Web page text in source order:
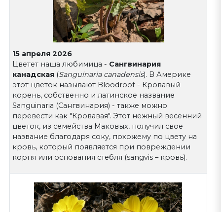
15 апреля 2026
Цветет наша любимица - Сангвинария
канадская (Sanguinaria canadensis). В Америке
этот цветок называют Bloodroot - Кровавый
корень, собственно и латинское название
Sanguinaria (Сангвинария) - также можно
перевести как "Кровавая". Этот нежный весенний
цветок, из семейства Маковых, получил свое
название благодаря соку, похожему по цвету на
кровь, который появляется при повреждении
корня или основания стебля (sangvis – кровь).